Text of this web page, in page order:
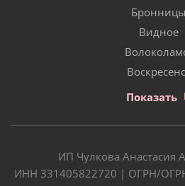
Бронницы
Видное
Показать
ИП Чулкова Анастасия
ИНН 331405822720 | ОГРН/